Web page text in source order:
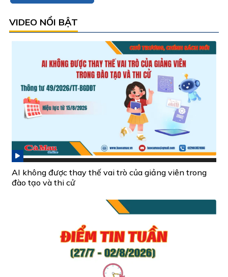
VIDEO NỔI BẬT
AI không được thay thế vai trò của giảng viên trong
đào tạo và thi cử